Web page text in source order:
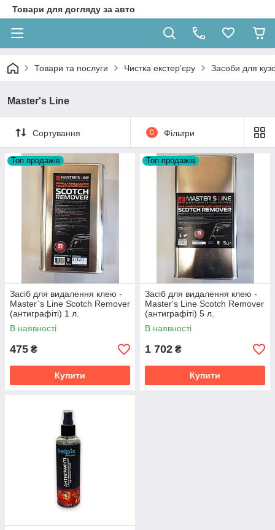
Товари для догляду за авто
Товари та послуги Чистка екстер'єру Засоби для
Master's Line
Сортування 0 Фільтри
Топ продажів
Засіб для видалення клею -
Master`s Line Scotch Remover
(антиграфіті) 1 л.
(2000000003696)
В наявності
475 ₴
Купити
Топ продажів
Засіб для видалення клею -
Master's Line Scotch Remover
(антиграфіті) 5 л.
(2000000003689)
В наявності
1 702 ₴
Купити